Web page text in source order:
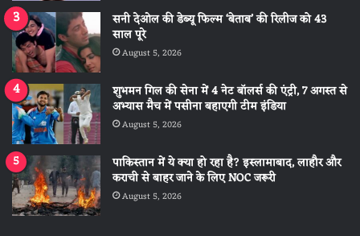
सनी देओल की डेब्यू फिल्म ‘बेताब’ की रिलीज को 43
साल पूरे
August 5, 2026
शुभमन गिल की सेना में 4 नेट बॉलर्स की एंट्री, 7 अगस्त से
अभ्यास मैच में पसीना बहाएगी टीम इंडिया
August 5, 2026
पाकिस्तान में ये क्या हो रहा है? इस्लामाबाद, लाहौर और
कराची से बाहर जाने के लिए NOC जरूरी
August 5, 2026